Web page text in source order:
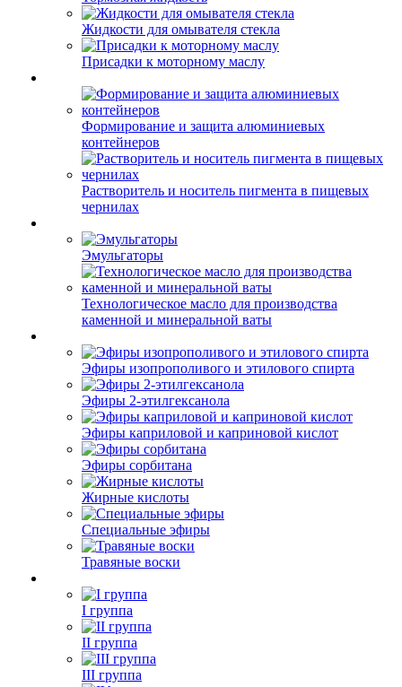
Жидкости для омывателя стекла
Присадки к моторному маслу
Формирование и защита алюминиевых
контейнеров
Растворитель и носитель пигмента в пищевых
чернилах
Эмульгаторы
Технологическое масло для производства
каменной и минеральной ваты
Эфиры изопрополивого и этилового спирта
Эфиры 2-этилгексанола
Эфиры каприловой и каприновой кислот
Эфиры сорбитана
Жирные кислоты
Специальные эфиры
Травяные воски
I группа
II группа
III группа